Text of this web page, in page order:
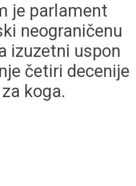
je parlament
neograničenu
izuzetni uspon
četiri decenije
koga.